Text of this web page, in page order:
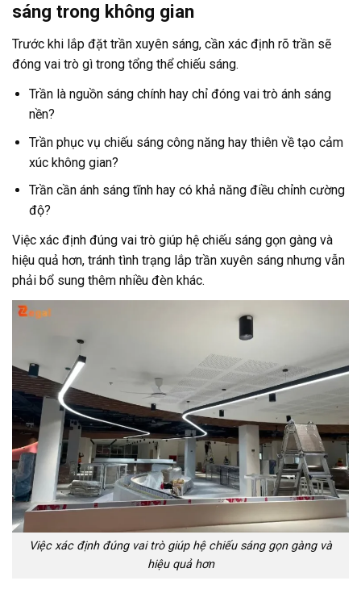
sáng trong không gian
Trước khi lắp đặt trần xuyên sáng, cần xác định rõ trần sẽ
đóng vai trò gì trong tổng thể chiếu sáng.
Trần là nguồn sáng chính hay chỉ đóng vai trò ánh sáng
nền?
Trần phục vụ chiếu sáng công năng hay thiên về tạo cảm
xúc không gian?
Trần cần ánh sáng tĩnh hay có khả năng điều chỉnh cường
độ?
Việc xác định đúng vai trò giúp hệ chiếu sáng gọn gàng và
hiệu quả hơn, tránh tình trạng lắp trần xuyên sáng nhưng vẫn
phải bổ sung thêm nhiều đèn khác.
Việc xác định đúng vai trò giúp hệ chiếu sáng gọn gàng và
hiệu quả hơn